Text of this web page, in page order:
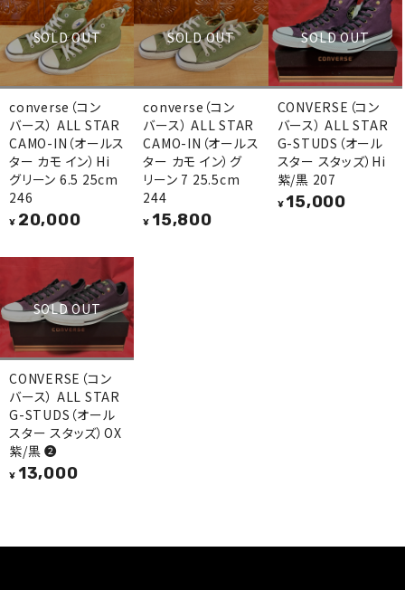
SOLD OUT
converse（コン
バース） ALL STAR
CAMO-IN（オールス
ター カモ イン）Hi
グリーン 6.5 25cm
246
¥ 20,000
SOLD OUT
converse（コン
バース） ALL STAR
CAMO-IN（オールス
ター カモ イン）グ
リーン 7 25.5cm
244
¥ 15,800
SOLD OUT
CONVERSE（コン
バース） ALL STAR
G-STUDS（オール
スター スタッズ）Hi
紫/黒 207
¥ 15,000
SOLD OUT
CONVERSE（コン
バース） ALL STAR
G-STUDS（オール
スター スタッズ）OX
紫/黒 ❷
¥ 13,000